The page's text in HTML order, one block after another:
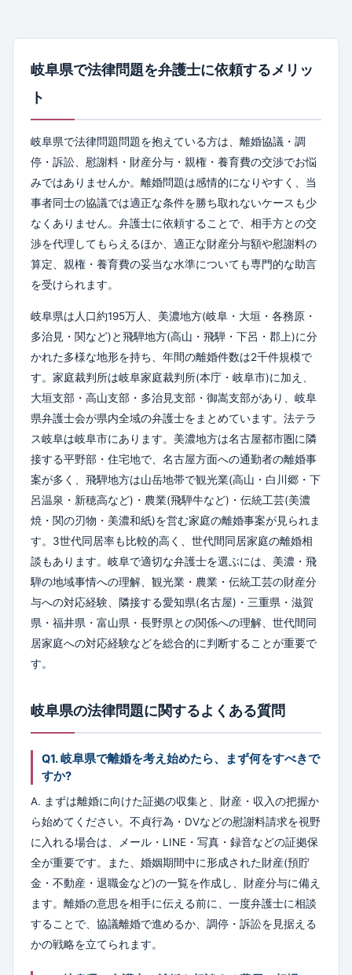
岐阜県で法律問題を弁護士に依頼するメリッ
ト
岐阜県で法律問題問題を抱えている方は、離婚協議・調
停・訴訟、慰謝料・財産分与・親権・養育費の交渉でお悩
みではありませんか。離婚問題は感情的になりやすく、当
事者同士の協議では適正な条件を勝ち取れないケースも少
なくありません。弁護士に依頼することで、相手方との交
渉を代理してもらえるほか、適正な財産分与額や慰謝料の
算定、親権・養育費の妥当な水準についても専門的な助言
を受けられます。
岐阜県は人口約195万人、美濃地方(岐阜・大垣・各務原・
多治見・関など)と飛騨地方(高山・飛騨・下呂・郡上)に分
かれた多様な地形を持ち、年間の離婚件数は2千件規模で
す。家庭裁判所は岐阜家庭裁判所(本庁・岐阜市)に加え、
大垣支部・高山支部・多治見支部・御嵩支部があり、岐阜
県弁護士会が県内全域の弁護士をまとめています。法テラ
ス岐阜は岐阜市にあります。美濃地方は名古屋都市圏に隣
接する平野部・住宅地で、名古屋方面への通勤者の離婚事
案が多く、飛騨地方は山岳地帯で観光業(高山・白川郷・下
呂温泉・新穂高など)・農業(飛騨牛など)・伝統工芸(美濃
焼・関の刃物・美濃和紙)を営む家庭の離婚事案が見られま
す。3世代同居率も比較的高く、世代間同居家庭の離婚相
談もあります。岐阜で適切な弁護士を選ぶには、美濃・飛
騨の地域事情への理解、観光業・農業・伝統工芸の財産分
与への対応経験、隣接する愛知県(名古屋)・三重県・滋賀
県・福井県・富山県・長野県との関係への理解、世代間同
居家庭への対応経験などを総合的に判断することが重要で
す。
岐阜県の法律問題に関するよくある質問
Q1. 岐阜県で離婚を考え始めたら、まず何をすべきで
すか?
A. まずは離婚に向けた証拠の収集と、財産・収入の把握か
ら始めてください。不貞行為・DVなどの慰謝料請求を視野
に入れる場合は、メール・LINE・写真・録音などの証拠保
全が重要です。また、婚姻期間中に形成された財産(預貯
金・不動産・退職金など)の一覧を作成し、財産分与に備え
ます。離婚の意思を相手に伝える前に、一度弁護士に相談
することで、協議離婚で進めるか、調停・訴訟を見据える
かの戦略を立てられます。